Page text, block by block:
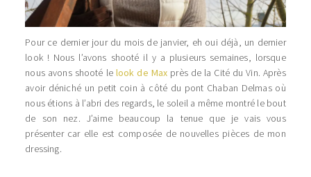
Pour ce dernier jour du mois de janvier, eh oui déjà, un dernier
look ! Nous l’avons shooté il y a plusieurs semaines, lorsque
nous avons shooté le look de Max près de la Cité du Vin. Après
avoir déniché un petit coin à côté du pont Chaban Delmas où
nous étions à l’abri des regards, le soleil a même montré le bout
de son nez. J’aime beaucoup la tenue que je vais vous
présenter car elle est composée de nouvelles pièces de mon
dressing.